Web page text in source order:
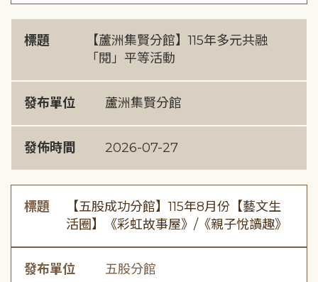
標題
【蘆洲集賢分館】115年多元共融
「閱」平等活動
發布單位 蘆洲集賢分館
發佈時間 2026-07-27
標題
【五股成功分館】115年8月份【藝文生
活圈】《彩虹故事屋》/《親子悅讀趣》
發布單位 五股分館